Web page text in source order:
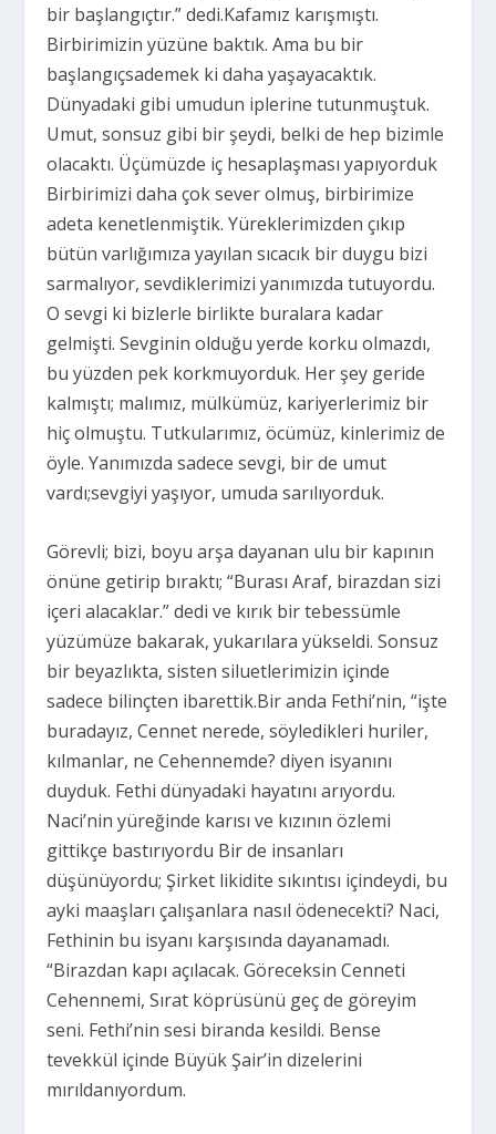
bir başlangıçtır.” dedi.Kafamız karışmıştı.
Birbirimizin yüzüne baktık. Ama bu bir
başlangıçsademek ki daha yaşayacaktık.
Dünyadaki gibi umudun iplerine tutunmuştuk.
Umut, sonsuz gibi bir şeydi, belki de hep bizimle
olacaktı. Üçümüzde iç hesaplaşması yapıyorduk
Birbirimizi daha çok sever olmuş, birbirimize
adeta kenetlenmiştik. Yüreklerimizden çıkıp
bütün varlığımıza yayılan sıcacık bir duygu bizi
sarmalıyor, sevdiklerimizi yanımızda tutuyordu.
O sevgi ki bizlerle birlikte buralara kadar
gelmişti. Sevginin olduğu yerde korku olmazdı,
bu yüzden pek korkmuyorduk. Her şey geride
kalmıştı; malımız, mülkümüz, kariyerlerimiz bir
hiç olmuştu. Tutkularımız, öcümüz, kinlerimiz de
öyle. Yanımızda sadece sevgi, bir de umut
vardı;sevgiyi yaşıyor, umuda sarılıyorduk.
Görevli; bizi, boyu arşa dayanan ulu bir kapının
önüne getirip bıraktı; “Burası Araf, birazdan sizi
içeri alacaklar.” dedi ve kırık bir tebessümle
yüzümüze bakarak, yukarılara yükseldi. Sonsuz
bir beyazlıkta, sisten siluetlerimizin içinde
sadece bilinçten ibarettik.Bir anda Fethi’nin, “işte
buradayız, Cennet nerede, söyledikleri huriler,
kılmanlar, ne Cehennemde? diyen isyanını
duyduk. Fethi dünyadaki hayatını arıyordu.
Naci’nin yüreğinde karısı ve kızının özlemi
gittikçe bastırıyordu Bir de insanları
düşünüyordu; Şirket likidite sıkıntısı içindeydi, bu
ayki maaşları çalışanlara nasıl ödenecekti? Naci,
Fethinin bu isyanı karşısında dayanamadı.
“Birazdan kapı açılacak. Göreceksin Cenneti
Cehennemi, Sırat köprüsünü geç de göreyim
seni. Fethi’nin sesi biranda kesildi. Bense
tevekkül içinde Büyük Şair’in dizelerini
mırıldanıyordum.